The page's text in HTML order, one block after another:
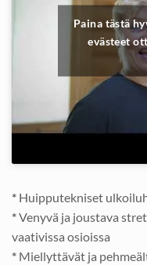
Paina tästä
evästeet
* Huipputekniset
*Venyvä ja joustava
vaativissa osioissa
* Miellyttävät ja